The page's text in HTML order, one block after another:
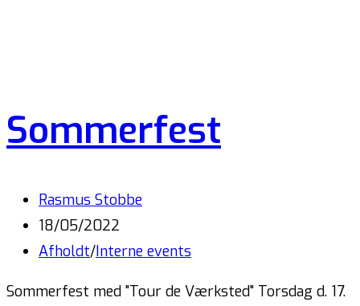
Sommerfest
Rasmus Stobbe
18/05/2022
Afholdt/Interne events
Sommerfest med "Tour de Værksted" Torsdag d. 17.